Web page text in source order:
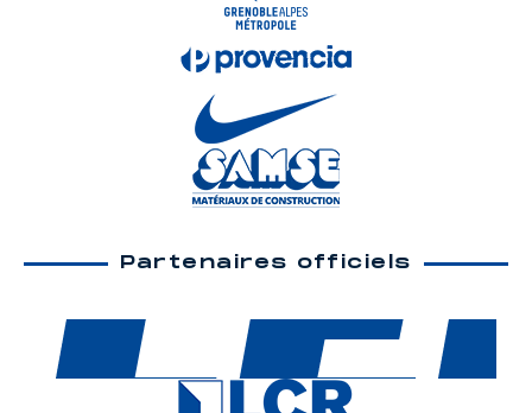
Partenaires officiels